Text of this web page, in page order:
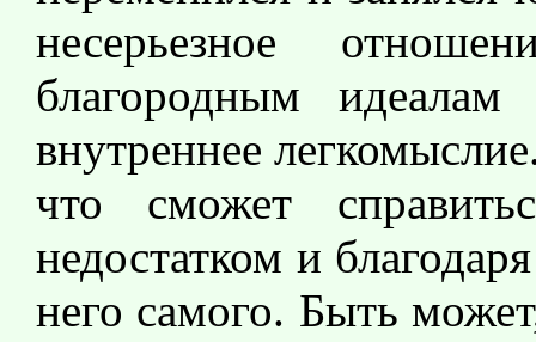
несерьезное
благородным
внутреннее
что сможет
недостатком и
него самого. Быть